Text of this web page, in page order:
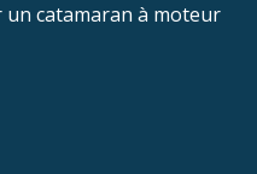
un catamaran à moteur